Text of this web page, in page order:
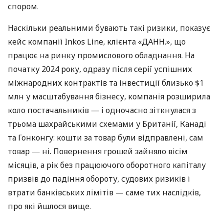
спором.
Наскільки реальними бувають такі ризики, показує
кейс компанії Inkos Line, клієнта «ДАНН.», що
працює на ринку промислового обладнання. На
початку 2024 року, одразу після серії успішних
міжнародних контрактів та інвестиції близько $1
млн у масштабування бізнесу, компанія розширила
коло постачальників — і одночасно зіткнулася з
трьома шахрайськими схемами у Британії, Канаді
та Гонконгу: кошти за товар були відправлені, сам
товар — ні. Повернення грошей зайняло вісім
місяців, а рік без працюючого оборотного капіталу
призвів до падіння обороту, судових ризиків і
втрати банківських лімітів — саме тих наслідків,
про які йшлося вище.